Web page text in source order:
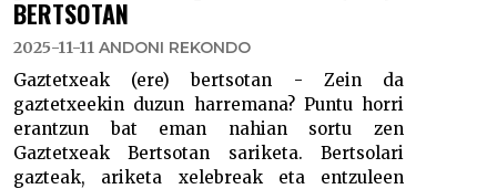
BERTSOTAN
2025-11-11 ANDONI REKONDO
Gaztetxeak (ere) bertsotan - Zein da
gaztetxeekin duzun harremana? Puntu horri
erantzun bat eman nahian sortu zen
Gaztetxeak Bertsotan sariketa. Bertsolari
gazteak, ariketa xelebreak eta entzuleen